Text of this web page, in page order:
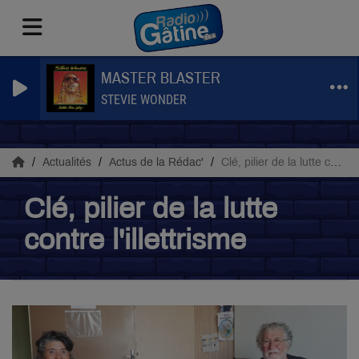
MASTER BLASTER
STEVIE WONDER
Actualités Actus de la Rédac' Clé, pilier de la lutte contre l'illettrisme
Clé, pilier de la lutte
contre l'illettrisme